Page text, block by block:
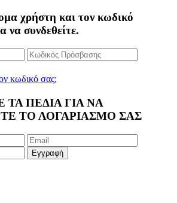
χρήστη και τον κωδικό
να συνδεθείτε.
κωδικό σας;
ΠΕΔΙΑ ΓΙΑ ΝΑ
ΤΟ ΛΟΓΑΡΙΑΣΜΟ ΣΑΣ